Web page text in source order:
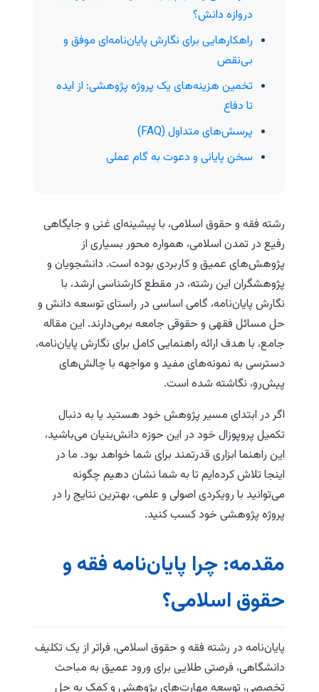
دروازه دانش؟
راهکارهایی برای نگارش پایان‌نامه‌ای موفق و
بی‌نقص
تخمین هزینه‌های یک پروژه پژوهشی: از ایده
تا دفاع
پرسش‌های متداول (FAQ)
سخن پایانی و دعوت به گام عملی
رشته فقه و حقوق اسلامی، با پیشینه‌ای غنی و جایگاهی
رفیع در تمدن اسلامی، همواره محور بسیاری از
پژوهش‌های عمیق و کاربردی بوده است. دانشجویان و
پژوهشگران این رشته، در مقطع کارشناسی ارشد، با
نگارش پایان‌نامه، گامی اساسی در راستای توسعه دانش و
حل مسائل فقهی و حقوقی جامعه برمی‌دارند. این مقاله
جامع، با هدف ارائه راهنمایی کامل برای نگارش پایان‌نامه،
دسترسی به نمونه‌های مفید و مواجهه با چالش‌های
پیش‌رو، نگاشته شده است.
اگر در ابتدای مسیر پژوهش خود هستید یا به دنبال
تکمیل پروپوزال خود در این حوزه دانش‌بنیان می‌باشید،
این راهنما ابزاری قدرتمند برای شما خواهد بود. ما در
اینجا تلاش کرده‌ایم تا به شما نشان دهیم چگونه
می‌توانید با رویکردی اصولی و علمی، بهترین نتایج را در
پروژه پژوهشی خود کسب کنید.
مقدمه: چرا پایان‌نامه فقه و
حقوق اسلامی؟
پایان‌نامه در رشته فقه و حقوق اسلامی، فراتر از یک تکلیف
دانشگاهی، فرصتی طلایی برای ورود عمیق به مباحث
تخصصی، توسعه مهارت‌های پژوهشی و کمک به حل